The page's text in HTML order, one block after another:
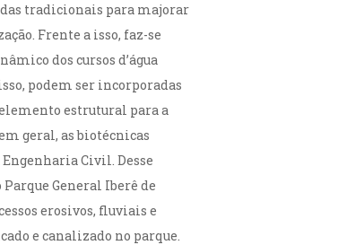
tradicionais para majorar
Frente a isso, faz-se
dos cursos d’água
podem ser incorporadas
estrutural para a
geral, as biotécnicas
Civil. Desse
General Iberê de
erosivos, fluviais e
e canalizado no parque.